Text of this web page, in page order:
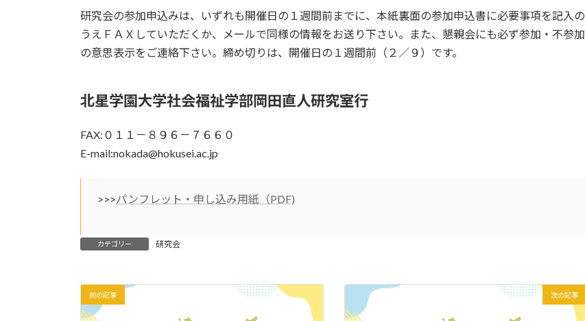
研究会の参加申込みは、いずれも開催日の１週間前までに、本紙裏面の参加申込書に必要事項を記入の
うえＦＡＸしていただくか、メールで同様の情報をお送り下さい。また、懇親会にも必ず参加・不参加
の意思表示をご連絡下さい。締め切りは、開催日の１週間前（２／９）です。
北星学園大学社会福祉学部岡田直人研究室行
FAX:０１１－８９６－７６６０
E-mail:nokada@hokusei.ac.jp
>>>パンフレット・申し込み用紙（PDF)
カテゴリー 研究会
前の記事 次の記事